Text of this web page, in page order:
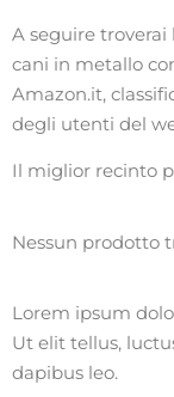
A seguire
cani in metallo
Amazon.it,
degli utenti del
Il miglior recinto
Nessun prodotto
Lorem ipsum
Ut elit tellus,
dapibus leo.